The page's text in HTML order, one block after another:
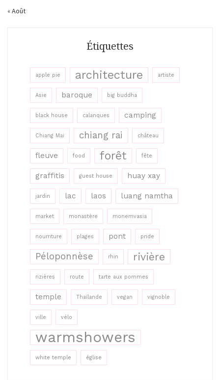
« Août
Étiquettes
apple pie architecture artiste
Asie baroque big buddha
black house calanques camping
Chiang Mai chiang rai château
fleuve food forêt fête
graffitis guest house huay xay
jardin lac laos luang namtha
market monastère monemvasia
nourriture plages pont pride
Péloponnèse rhin rivière
rizières route tarte aux pommes
temple Thaïlande vegan vignoble
ville vélo
warmshowers
white temple église